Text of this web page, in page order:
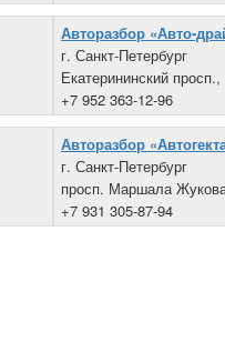
Авторазбор «Авто-
г. Санкт-Петербург
Екатерининский
+7 952 363-12-96
Авторазбор
г. Санкт-Петербург
просп. Маршала
+7 931 305-87-94